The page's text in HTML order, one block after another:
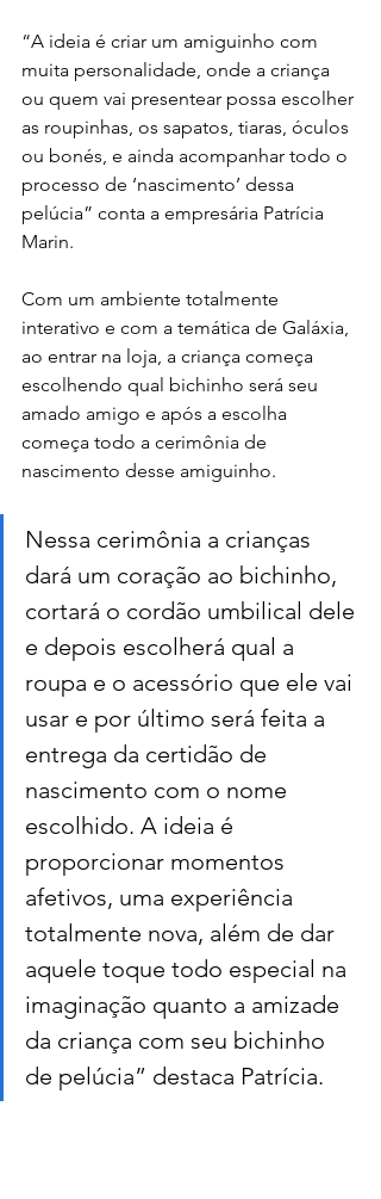
“A ideia é criar um amiguinho com
muita personalidade, onde a criança
ou quem vai presentear possa escolher
as roupinhas, os sapatos, tiaras, óculos
ou bonés, e ainda acompanhar todo o
processo de ‘nascimento’ dessa
pelúcia” conta a empresária Patrícia
Marin.
Com um ambiente totalmente
interativo e com a temática de Galáxia,
ao entrar na loja, a criança começa
escolhendo qual bichinho será seu
amado amigo e após a escolha
começa todo a cerimônia de
nascimento desse amiguinho.
Nessa cerimônia a crianças
dará um coração ao bichinho,
cortará o cordão umbilical dele
e depois escolherá qual a
roupa e o acessório que ele vai
usar e por último será feita a
entrega da certidão de
nascimento com o nome
escolhido. A ideia é
proporcionar momentos
afetivos, uma experiência
totalmente nova, além de dar
aquele toque todo especial na
imaginação quanto a amizade
da criança com seu bichinho
de pelúcia” destaca Patrícia.